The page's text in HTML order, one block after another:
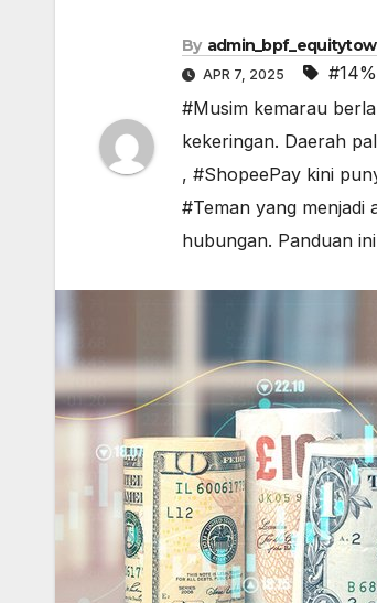
By
APR 7, 2025 #14%
#Musim kemarau
kekeringan. Daerah
, #ShopeePay kini
#Teman yang menjadi
hubungan. Panduan